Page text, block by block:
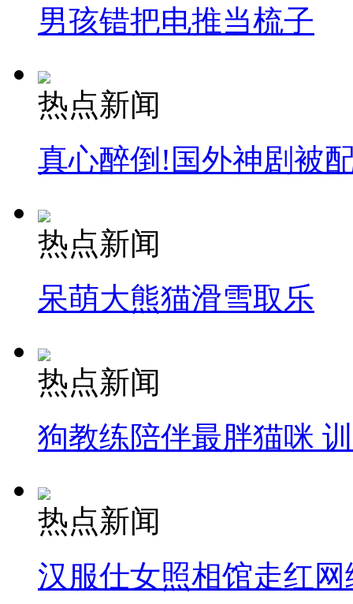
男孩错把电推当梳子
热点新闻
真心醉倒!国外神剧被
热点新闻
呆萌大熊猫滑雪取乐
热点新闻
狗教练陪伴最胖猫咪
热点新闻
汉服仕女照相馆走红网